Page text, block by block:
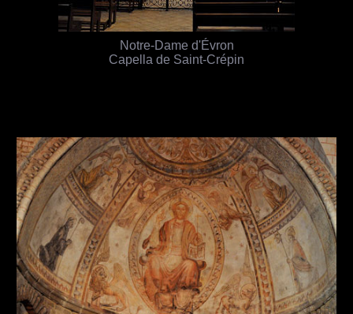
Notre-Dame d'Évron
Capella de Saint-Crépin